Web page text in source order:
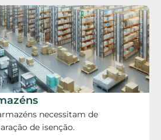
necessitam de
de isenção.